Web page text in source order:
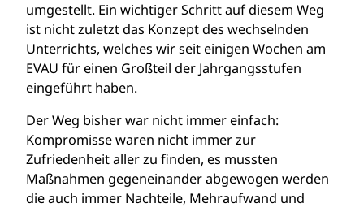
umgestellt. Ein wichtiger Schritt auf diesem Weg
ist nicht zuletzt das Konzept des wechselnden
Unterrichts, welches wir seit einigen Wochen am
EVAU für einen Großteil der Jahrgangsstufen
eingeführt haben.
Der Weg bisher war nicht immer einfach:
Kompromisse waren nicht immer zur
Zufriedenheit aller zu finden, es mussten
Maßnahmen gegeneinander abgewogen werden
die auch immer Nachteile, Mehraufwand und